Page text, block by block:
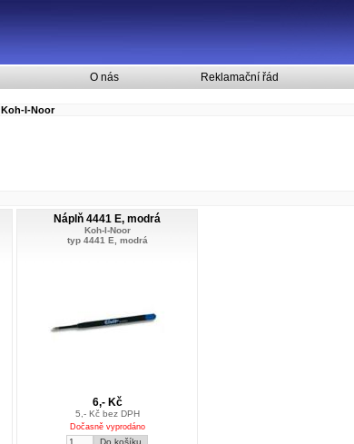
O nás Reklamační řád
Koh-I-Noor
Náplň 4441 E, modrá
Koh-I-Noor
typ 4441 E, modrá
6,- Kč
5,- Kč bez DPH
Dočasně vyprodáno